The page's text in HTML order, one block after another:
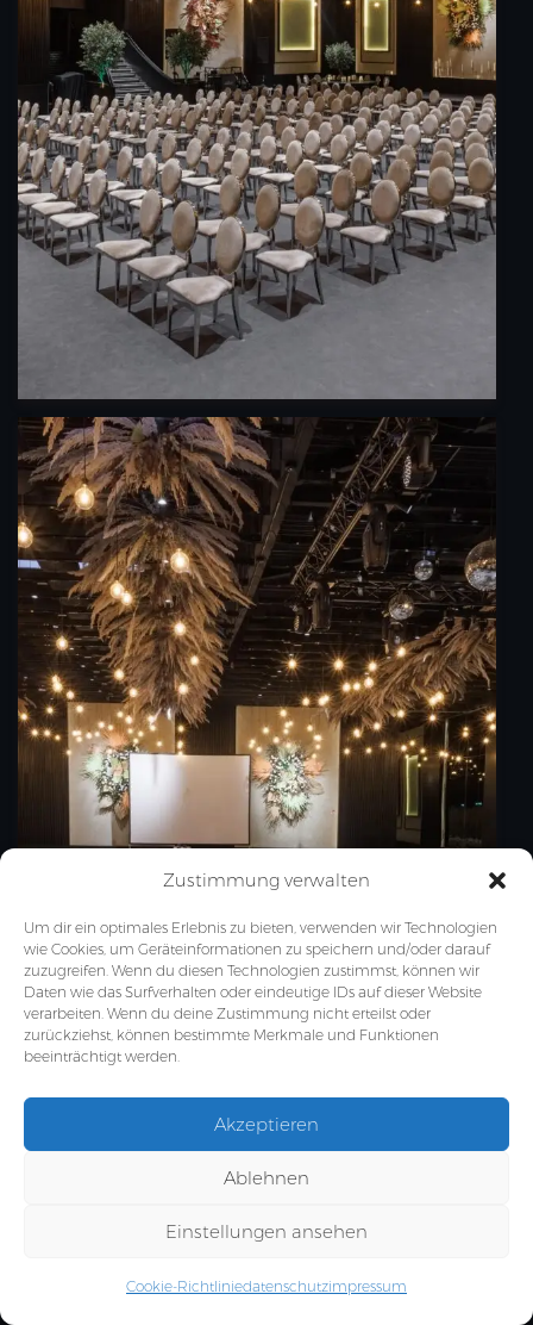
Zustimmung verwalten
Um dir ein optimales Erlebnis zu bieten, verwenden wir Technologien
wie Cookies, um Geräteinformationen zu speichern und/oder darauf
zuzugreifen. Wenn du diesen Technologien zustimmst, können wir
Daten wie das Surfverhalten oder eindeutige IDs auf dieser Website
verarbeiten. Wenn du deine Zustimmung nicht erteilst oder
zurückziehst, können bestimmte Merkmale und Funktionen
beeinträchtigt werden.
Akzeptieren
Ablehnen
Einstellungen ansehen
Cookie-Richtliniedatenschutzimpressum